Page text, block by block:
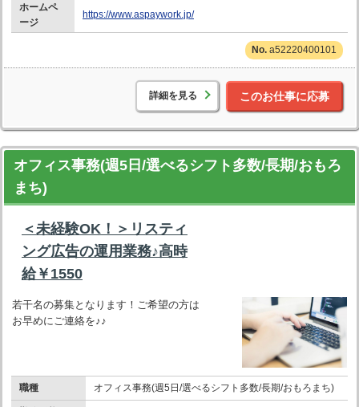
ホームペ
ージ
https://www.aspaywork.jp/
a52220400101
詳細を見る このお仕事に応募
オフィス事務(週5日/選べるシフト多数/長期/おもろ
まち)
＜未経験OK！＞リスティ
ング広告の運用業務♪高時
給￥1550
若干名の募集となります！ご希望の方は
お早めにご連絡を♪♪
職種 オフィス事務(週5日/選べるシフト多数/長期/おもろまち)